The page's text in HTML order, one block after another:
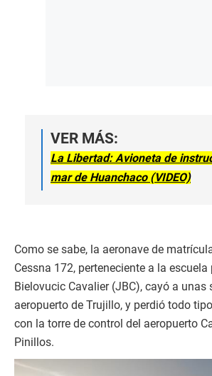
VER MÁS:
La Libertad: Avioneta de
mar de Huanchaco (VIDEO)
Como se sabe, la aeronave de
Cessna 172, perteneciente a la
Bielovucic Cavalier (JBC), cayó a unas
aeropuerto de Trujillo, y perdió todo
con la torre de control del aeropuerto
Pinillos.